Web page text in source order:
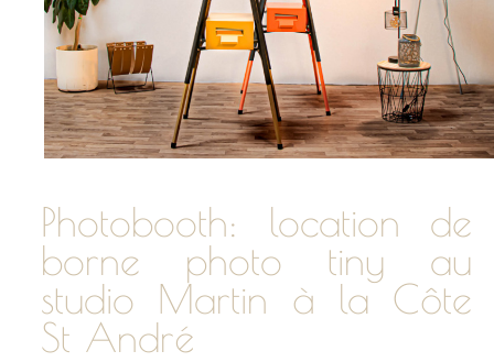
Photobooth: location de
borne photo tiny au
studio Martin à la Côte
St André